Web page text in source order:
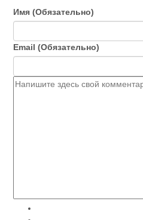
Имя (Обязательно)
Email (Обязательно)